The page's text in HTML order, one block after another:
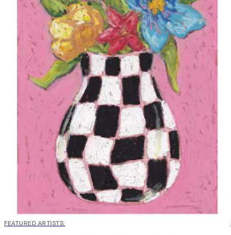
40%*
FEATURED ARTISTS